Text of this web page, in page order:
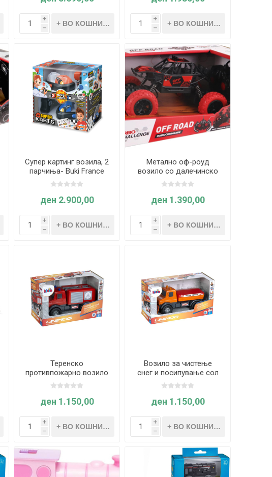
i
h
i
h
Супер картинг возила, 2
парчиња- Buki France
ден 2.900,00
i
h
Метално оф-роуд
возило со далечинско
управување 1:18 – MGM
ден 1.390,00
i
h
Терeнско
противпожарно возило
– Mercedes Unimog
(1:24) - Teo Klein
ден 1.150,00
i
h
Возило за чистење
снег и посипување сол
– Mercedes Unimog
(1:24)
ден 1.150,00
i
h